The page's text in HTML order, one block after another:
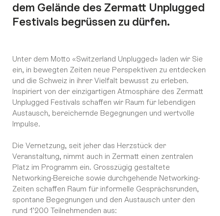
dem Gelände des Zermatt Unplugged
Festivals begrüssen zu dürfen.
Unter dem Motto «Switzerland Unplugged» laden wir Sie
ein, in bewegten Zeiten neue Perspektiven zu entdecken
und die Schweiz in ihrer Vielfalt bewusst zu erleben.
Inspiriert von der einzigartigen Atmosphäre des Zermatt
Unplugged Festivals schaffen wir Raum für lebendigen
Austausch, bereichernde Begegnungen und wertvolle
Impulse.
Die Vernetzung, seit jeher das Herzstück der
Veranstaltung, nimmt auch in Zermatt einen zentralen
Platz im Programm ein. Grosszügig gestaltete
Networking-Bereiche sowie durchgehende Networking-
Zeiten schaffen Raum für informelle Gesprächsrunden,
spontane Begegnungen und den Austausch unter den
rund 1’200 Teilnehmenden aus: